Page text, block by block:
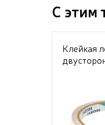
С этим
Клейкая
основа